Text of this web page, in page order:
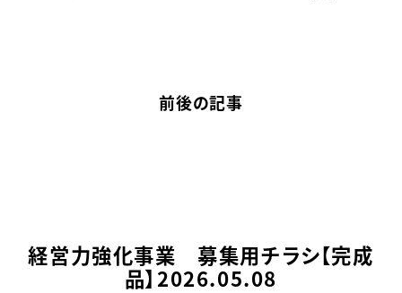
前後の記事
経営力強化事業 募集用チラシ【完成
品】2026.05.08